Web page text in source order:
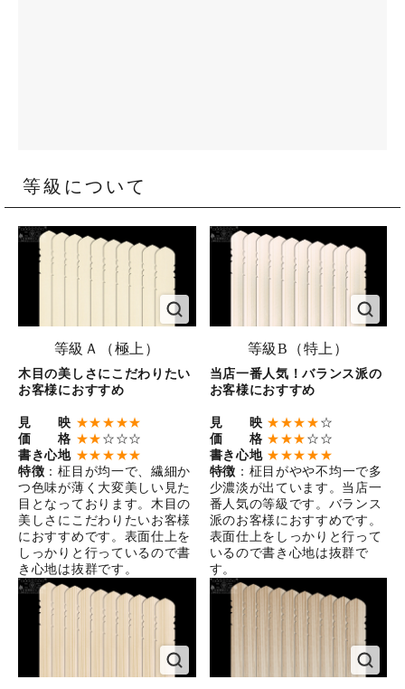
等級について
等級Ａ（極上）
木目の美しさにこだわりたい
お客様におすすめ
見 映 ★★★★★
価 格 ★★ ☆☆☆
書き心地 ★★★★★
特徴 ：柾目が均一で、繊細か
つ色味が薄く大変美しい見た
目となっております。木目の
美しさにこだわりたいお客様
におすすめです。表面仕上を
しっかりと行っているので書
き心地は抜群です。
等級B（特上）
当店一番人気！バランス派の
お客様におすすめ
見 映 ★★★★ ☆
価 格 ★★★ ☆☆
書き心地 ★★★★★
特徴 ：柾目がやや不均一で多
少濃淡が出ています。当店一
番人気の等級です。バランス
派のお客様におすすめです。
表面仕上をしっかりと行って
いるので書き心地は抜群で
す。